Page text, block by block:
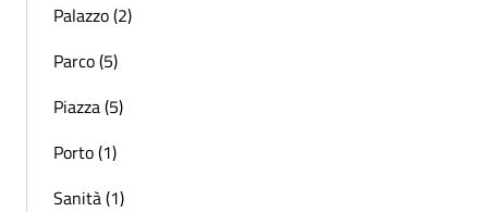
Palazzo (2)
Parco (5)
Piazza (5)
Porto (1)
Sanità (1)